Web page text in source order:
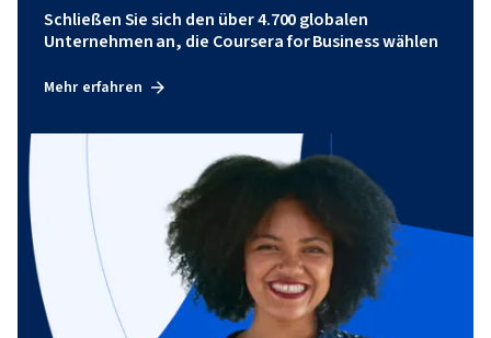
Schließen Sie sich den über 4.700 globalen
Unternehmen an, die Coursera for Business wählen
Mehr erfahren